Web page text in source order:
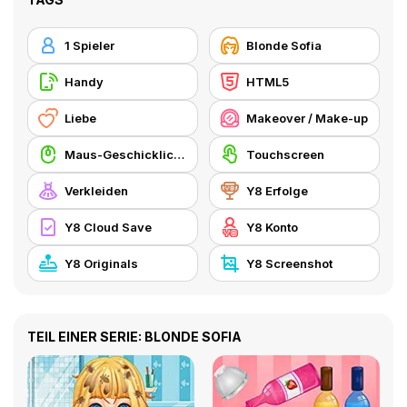
1 Spieler Blonde Sofia
Handy HTML5
Liebe Makeover / Make-up
Maus-Geschicklichkeit Touchscreen
Verkleiden Y8 Erfolge
Y8 Cloud Save Y8 Konto
Y8 Originals Y8 Screenshot
TEIL EINER SERIE: BLONDE SOFIA